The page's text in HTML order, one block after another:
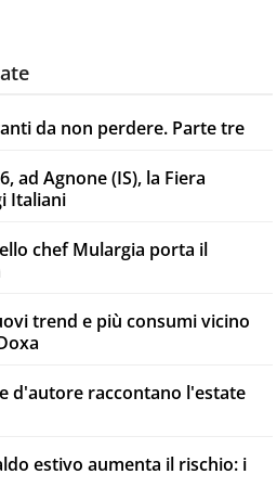
da non perdere. Parte tre
ad Agnone (IS), la Fiera
Italiani
chef Mulargia porta il
trend e più consumi vicino
d'autore raccontano l'estate
estivo aumenta il rischio: i